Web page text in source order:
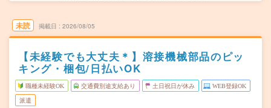
未読 掲載日 2026/08/05
【未経験でも大丈夫＊】溶接機械部品のピッ
キング・梱包/日払いOK
職種未経験OK 交通費別途支給あり 土日祝日が休み WEB登録OK
派遣